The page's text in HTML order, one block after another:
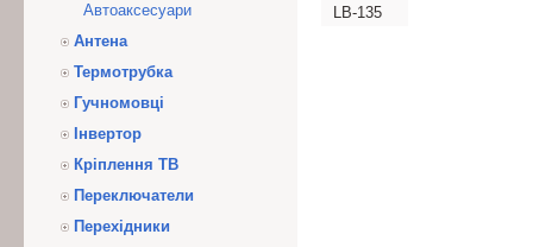
Автоаксесуари
Антена
Термотрубка
Гучномовці
Інвертор
Кріплення ТВ
Переключатели
Перехідники
LB-135